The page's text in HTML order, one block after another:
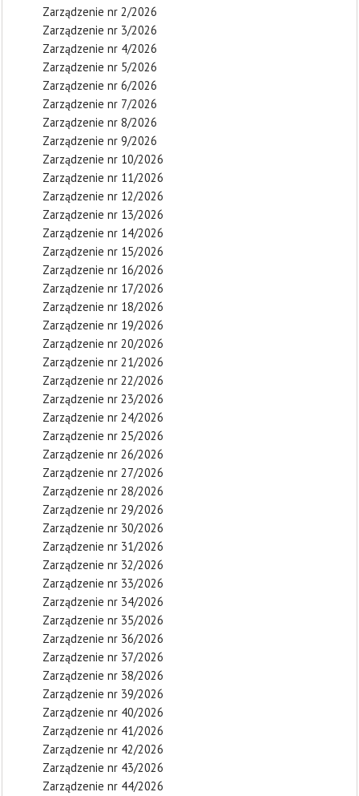
Zarządzenie nr 2/2026
Zarządzenie nr 3/2026
Zarządzenie nr 4/2026
Zarządzenie nr 5/2026
Zarządzenie nr 6/2026
Zarządzenie nr 7/2026
Zarządzenie nr 8/2026
Zarządzenie nr 9/2026
Zarządzenie nr 10/2026
Zarządzenie nr 11/2026
Zarządzenie nr 12/2026
Zarządzenie nr 13/2026
Zarządzenie nr 14/2026
Zarządzenie nr 15/2026
Zarządzenie nr 16/2026
Zarządzenie nr 17/2026
Zarządzenie nr 18/2026
Zarządzenie nr 19/2026
Zarządzenie nr 20/2026
Zarządzenie nr 21/2026
Zarządzenie nr 22/2026
Zarządzenie nr 23/2026
Zarządzenie nr 24/2026
Zarządzenie nr 25/2026
Zarządzenie nr 26/2026
Zarządzenie nr 27/2026
Zarządzenie nr 28/2026
Zarządzenie nr 29/2026
Zarządzenie nr 30/2026
Zarządzenie nr 31/2026
Zarządzenie nr 32/2026
Zarządzenie nr 33/2026
Zarządzenie nr 34/2026
Zarządzenie nr 35/2026
Zarządzenie nr 36/2026
Zarządzenie nr 37/2026
Zarządzenie nr 38/2026
Zarządzenie nr 39/2026
Zarządzenie nr 40/2026
Zarządzenie nr 41/2026
Zarządzenie nr 42/2026
Zarządzenie nr 43/2026
Zarządzenie nr 44/2026